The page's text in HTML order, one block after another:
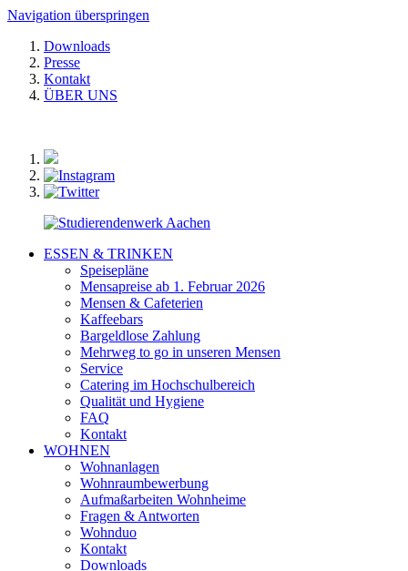
Navigation überspringen
Downloads
Presse
Kontakt
ÜBER UNS
ESSEN & TRINKEN
Speisepläne
Mensapreise ab 1. Februar 2026
Mensen & Cafeterien
Kaffeebars
Bargeldlose Zahlung
Mehrweg to go in unseren Mensen
Service
Catering im Hochschulbereich
Qualität und Hygiene
FAQ
Kontakt
WOHNEN
Wohnanlagen
Wohnraumbewerbung
Aufmaßarbeiten Wohnheime
Fragen & Antworten
Wohnduo
Kontakt
Downloads